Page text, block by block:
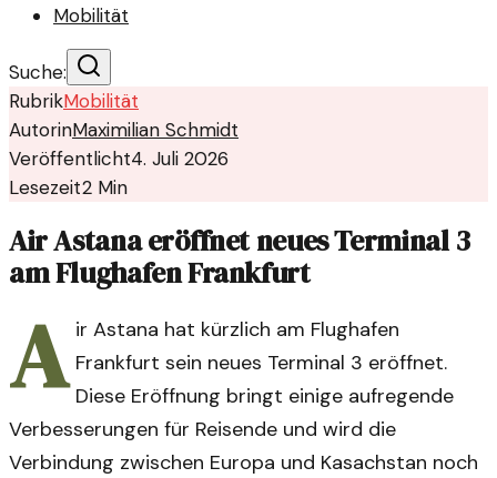
Mobilität
Suche:
RubrikMobilität
AutorinMaximilian Schmidt
Veröffentlicht4. Juli 2026
Lesezeit2 Min
Air Astana eröffnet neues Terminal 3
am Flughafen Frankfurt
A ir Astana hat kürzlich am Flughafen
Frankfurt sein neues Terminal 3 eröffnet.
Diese Eröffnung bringt einige aufregende
Verbesserungen für Reisende und wird die
Verbindung zwischen Europa und Kasachstan noch